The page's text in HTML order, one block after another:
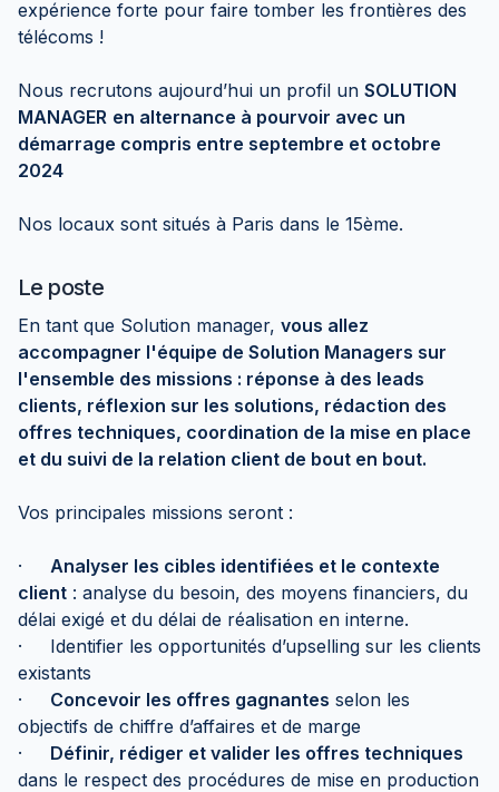
expérience forte pour faire tomber les frontières des
télécoms !
Nous recrutons aujourd’hui un profil un SOLUTION
MANAGER en alternance à pourvoir avec un
démarrage compris entre septembre et octobre
2024
Nos locaux sont situés à Paris dans le 15ème.
Le poste
En tant que Solution manager, vous allez
accompagner l'équipe de Solution Managers sur
l'ensemble des missions : réponse à des leads
clients, réflexion sur les solutions, rédaction des
offres techniques, coordination de la mise en place
et du suivi de la relation client de bout en bout.
Vos principales missions seront :
· Analyser les cibles identifiées et le contexte
client : analyse du besoin, des moyens financiers, du
délai exigé et du délai de réalisation en interne.
· Identifier les opportunités d’upselling sur les clients
existants
· Concevoir les offres gagnantes selon les
objectifs de chiffre d’affaires et de marge
· Définir, rédiger et valider les offres techniques
dans le respect des procédures de mise en production